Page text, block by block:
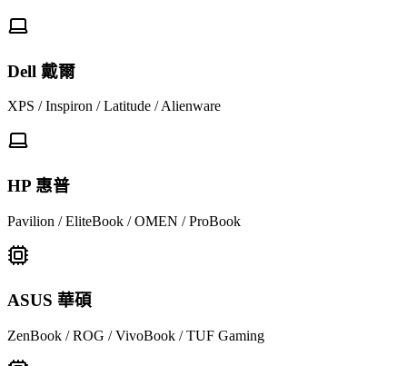
Dell 戴爾
XPS / Inspiron / Latitude / Alienware
HP 惠普
Pavilion / EliteBook / OMEN / ProBook
ASUS 華碩
ZenBook / ROG / VivoBook / TUF Gaming